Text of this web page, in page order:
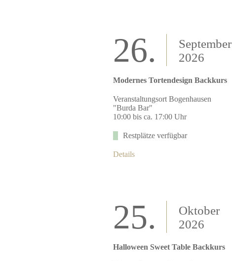
26.
September
2026
Modernes Tortendesign Backkurs
Veranstaltungsort Bogenhausen
"Burda Bar"
10:00 bis ca. 17:00 Uhr
Restplätze verfügbar
Details
25.
Oktober
2026
Halloween Sweet Table Backkurs